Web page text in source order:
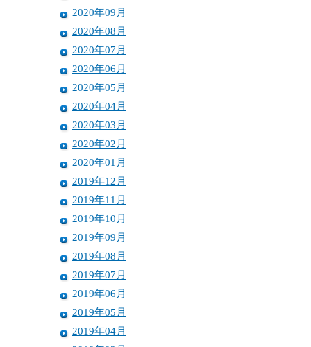
2020年09月
2020年08月
2020年07月
2020年06月
2020年05月
2020年04月
2020年03月
2020年02月
2020年01月
2019年12月
2019年11月
2019年10月
2019年09月
2019年08月
2019年07月
2019年06月
2019年05月
2019年04月